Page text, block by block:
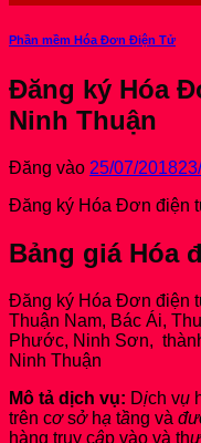
Phần mềm Hóa Đơn Điện Tử
Đăng ký Hóa
Ninh Thuận
Đăng vào 25/07/2018
Đăng ký Hóa Đơn điện
Bảng giá Hóa
Đăng ký Hóa Đơn điện
Thuận Nam, Bác Ái‎,
Phước, Ninh Sơn‎,
Ninh Thuận
Mô tả dịch vụ: Dịch vụ
trên cơsở hạ tầng và
hàng truy cập vào và thự